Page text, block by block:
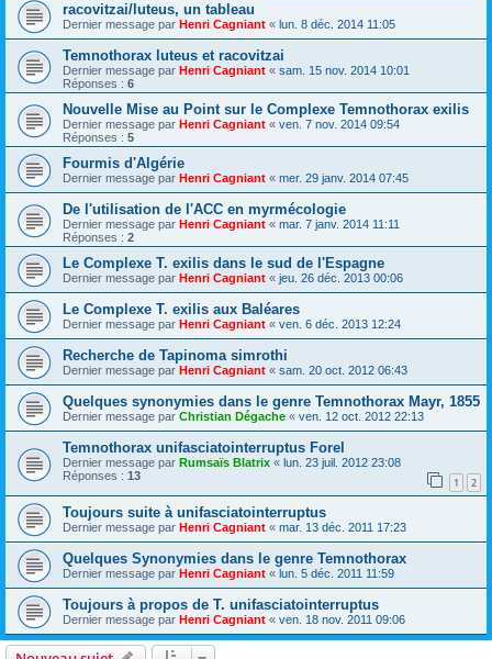
racovitzai/luteus, un tableau
Dernier message par Henri Cagniant « lun. 8 déc. 2014 11:05
Temnothorax luteus et racovitzai
Dernier message par Henri Cagniant « sam. 15 nov. 2014 10:01
Réponses : 6
Nouvelle Mise au Point sur le Complexe Temnothorax exilis
Dernier message par Henri Cagniant « ven. 7 nov. 2014 09:54
Réponses : 5
Fourmis d'Algérie
Dernier message par Henri Cagniant « mer. 29 janv. 2014 07:45
De l'utilisation de l'ACC en myrmécologie
Dernier message par Henri Cagniant « mar. 7 janv. 2014 11:11
Réponses : 2
Le Complexe T. exilis dans le sud de l'Espagne
Dernier message par Henri Cagniant « jeu. 26 déc. 2013 00:06
Le Complexe T. exilis aux Baléares
Dernier message par Henri Cagniant « ven. 6 déc. 2013 12:24
Recherche de Tapinoma simrothi
Dernier message par Henri Cagniant « sam. 20 oct. 2012 06:43
Quelques synonymies dans le genre Temnothorax Mayr, 1855
Dernier message par Christian Dégache « ven. 12 oct. 2012 22:13
Temnothorax unifasciatointerruptus Forel
Dernier message par Rumsaïs Blatrix « lun. 23 juil. 2012 23:08
Réponses : 13 1 2
Toujours suite à unifasciatointerruptus
Dernier message par Henri Cagniant « mar. 13 déc. 2011 17:23
Quelques Synonymies dans le genre Temnothorax
Dernier message par Henri Cagniant « lun. 5 déc. 2011 11:59
Toujours à propos de T. unifasciatointerruptus
Dernier message par Henri Cagniant « ven. 18 nov. 2011 09:06